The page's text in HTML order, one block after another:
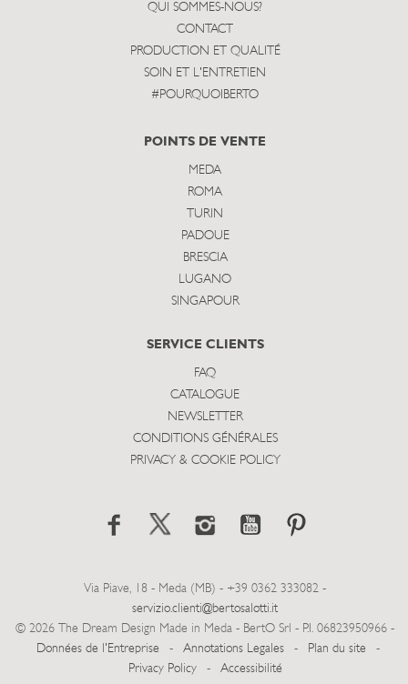
QUI SOMMES-NOUS?
CONTACT
PRODUCTION ET QUALITÉ
SOIN ET L'ENTRETIEN
#POURQUOIBERTO
POINTS DE VENTE
MEDA
ROMA
TURIN
PADOUE
BRESCIA
LUGANO
SINGAPOUR
SERVICE CLIENTS
FAQ
CATALOGUE
NEWSLETTER
CONDITIONS GÉNÉRALES
PRIVACY & COOKIE POLICY
Via Piave, 18 - Meda (MB) - +39 0362 333082 -
servizio.clienti@bertosalotti.it
© 2026 The Dream Design Made in Meda - BertO Srl - P.I. 06823950966 -
Données de l'Entreprise
- Annotations Legales - Plan du site
-
Privacy Policy
- Accessibilité